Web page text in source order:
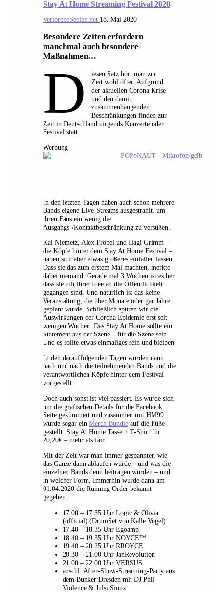
Stay At Home Streaming Festival 2020
VerloreneSeelen.net 18. Mai 2020
Besondere Zeiten erfordern
manchmal auch besondere
Maßnahmen…
D
iesen Satz hört man zur
Zeit wohl öfter. Aufgrund
der aktuellen Corona Krise
und den damit
zusammenhängenden
Beschränkungen finden zur
Zeit in Deutschland nirgends Konzerte oder
Festival statt.
Werbung
In den letzten Tagen haben auch schon mehrere
Bands eigene Live-Streams ausgestrahlt, um
ihren Fans ein wenig die
Ausgangs-/Kontaktbeschränkung zu versüßen.
Kai Niemetz, Alex Fröbel und Hagi Grimm –
die Köpfe hinter dem Stay At Home Festival –
haben sich aber etwas größeres einfallen lassen.
Dass sie das zum erstem Mal machten, merkte
dabei niemand. Gerade mal 3 Wochen ist es her,
dass sie mit ihrer Idee an die Öffentlichkeit
gegangen sind. Und natürlich ist das keine
Veranstaltung, die über Monate oder gar Jahre
geplant wurde. Schließlich spüren wir die
Auswirkungen der Corona Epidemie erst seit
wenigen Wochen. Das Stay At Home sollte ein
Statement aus der Szene – für die Szene sein.
Und es sollte etwas einmaliges sein und bleiben.
In den darauffolgenden Tagen wurden dann
nach und nach die teilnehmenden Bands und die
verantwortlichen Köpfe hinter dem Festival
vorgestellt.
Doch auch sonst ist viel passiert. Es wurde sich
um die grafischen Details für die Facebook
Seite gekümmert und zusammen mit HM99
wurde sogar ein Merch Bundle auf die Füße
gestellt. Stay At Home Tasse + T-Shirt für
20,20€ – mehr als fair.
Mit der Zeit war man immer gespannter, wie
das Ganze dann ablaufen würde – und was die
einzelnen Bands denn beitragen würden – und
in welcher Form. Immerhin wurde dann am
01.04.2020 die Running Order bekannt
gegeben:
17.00 – 17.35 Uhr Logic & Olivia
(official) (DrumSet von Kalle Vogel)
17.40 – 18.35 Uhr Egoamp
18.40 – 19.35 Uhr NOYCE™
19.40 – 20.25 Uhr RROYCE
20.30 – 21.00 Uhr JanRevolution
21.00 – 22.00 Uhr VERSUS
anschl. After-Show-Streaming-Party aus
dem Bunker Dresden mit DJ Phil
Violence & Julsi Sioux